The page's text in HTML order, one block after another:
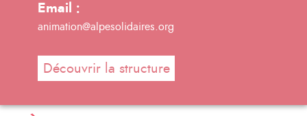
Email :
animation@alpesolidaires.org
Découvrir la structure